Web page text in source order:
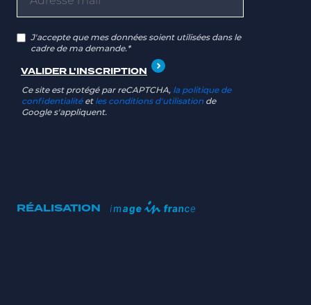
J'accepte que mes données soient utilisées dans le
cadre de ma demande.*
Ce site est protégé par reCAPTCHA, la politique de
confidentialitéet les conditions d'utilisationde
Google s'appliquent.
RÉALISATION